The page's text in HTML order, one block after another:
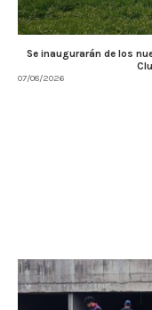
Se inaugurarán de los
07/08/2026